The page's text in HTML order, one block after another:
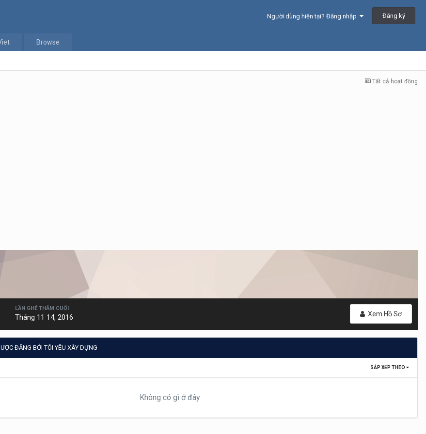
Người dùng hiện tại? Đăng nhập Đăng ký
Browse
Tất cả hoạt động
Xem Hồ Sơ
LẦN GHÉ THĂM CUỐI
Tháng 11 14, 2016
ĐĂNG BỞI TÔI YÊU XÂY DỰNG
SẮP XẾP THEO
Không có gì ở đây